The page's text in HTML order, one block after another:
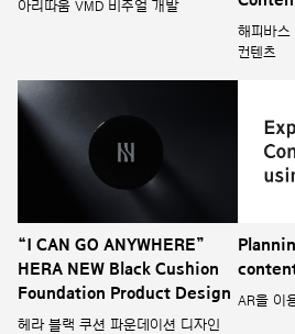
아리따움 VMD 비주얼 개발
해피바스
컨텐츠
“I CAN GO ANYWHERE”
HERA NEW Black Cushion
Foundation Product Design
헤라 블랙 쿠션 파운데이션 디자인
AR을 이